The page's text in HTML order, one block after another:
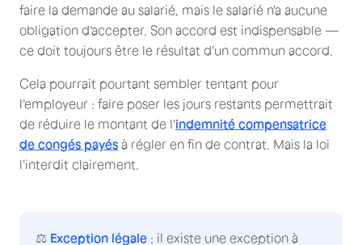
faire la demande au salarié, mais le salarié n'a aucune
obligation d'accepter. Son accord est indispensable —
ce doit toujours être le résultat d'un commun accord.
Cela pourrait pourtant sembler tentant pour
l'employeur : faire poser les jours restants permettrait
de réduire le montant de l'indemnité compensatrice
de congés payés à régler en fin de contrat. Mais la loi
l'interdit clairement.
⚖️ Exception légale : il existe une exception à